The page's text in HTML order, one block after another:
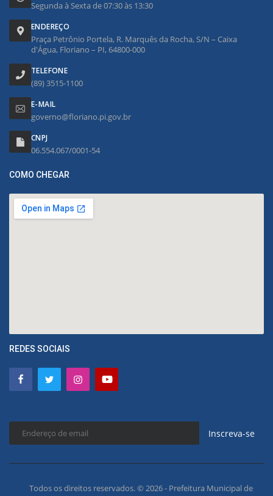
Segunda à Sexta de 07:30 às 13:30
ENDEREÇO
Praça Petrônio Portela, R. Marquês da Rocha, S/N – Caixa
d'Água, Floriano – PI, 64800-000
TELEFONE
(89) 3515-1100
E-MAIL
governo@floriano.pi.gov.br
CNPJ
06.554.067/0001-54
COMO CHEGAR
REDES SOCIAIS
Inscreva-se
Todos os direitos reservados. © 2026 - Prefeitura Municipal de